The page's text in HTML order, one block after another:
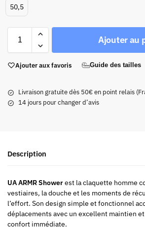
50,5
Ajouter au
Ajouter aux favoris Guide des tailles
Livraison gratuite dès 50€ en point relais
14 jours pour changer d’avis
Description
UA ARMR Showerest la claquette homme
vestiaires, la douche et les moments de
l’effort. Son design simple et fonctionnel
déplacements avec un excellent maintien
confort immédiate.